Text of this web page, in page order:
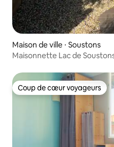
Maison de ville ⋅ Soustons
Maisonnette Lac de
Coup de cœur voyageurs
Coup de cœur voyageurs